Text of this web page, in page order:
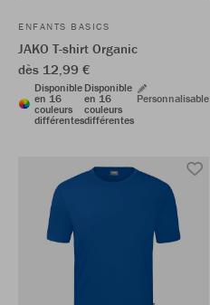
ENFANTS BASICS
JAKO T-shirt Organic
dès 12,99 €
Disponible
en 16
couleurs
différentes
Disponible
en 16
couleurs
différentes
Personnalisable